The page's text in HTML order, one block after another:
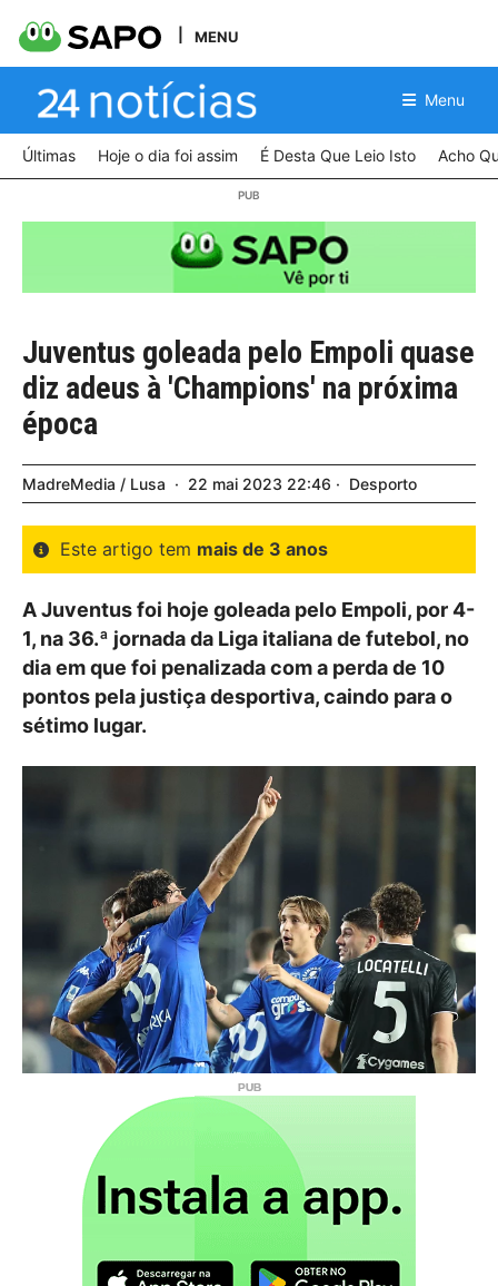
MENU
Menu
Últimas Hoje o dia foi assim É Desta Que Leio Isto Acho
Juventus goleada pelo Empoli quase
diz adeus à 'Champions' na próxima
época
MadreMedia / Lusa 22 mai 2023 22:46 Desporto
Este artigo tem mais de 3 anos
A Juventus foi hoje goleada pelo Empoli, por 4-
1, na 36.ª jornada da Liga italiana de futebol, no
dia em que foi penalizada com a perda de 10
pontos pela justiça desportiva, caindo para o
sétimo lugar.